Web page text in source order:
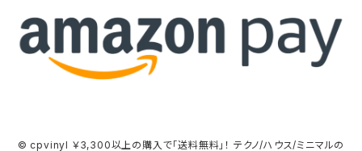
© cpvinyl ￥3,300以上の購入で「送料無料」！ テクノ/ハウス/ミニマルの